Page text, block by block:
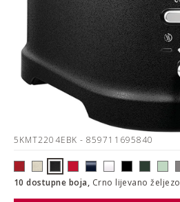
5KMT2204EBK - 859711695840
10 dostupne boja, Crno lijevano željezo